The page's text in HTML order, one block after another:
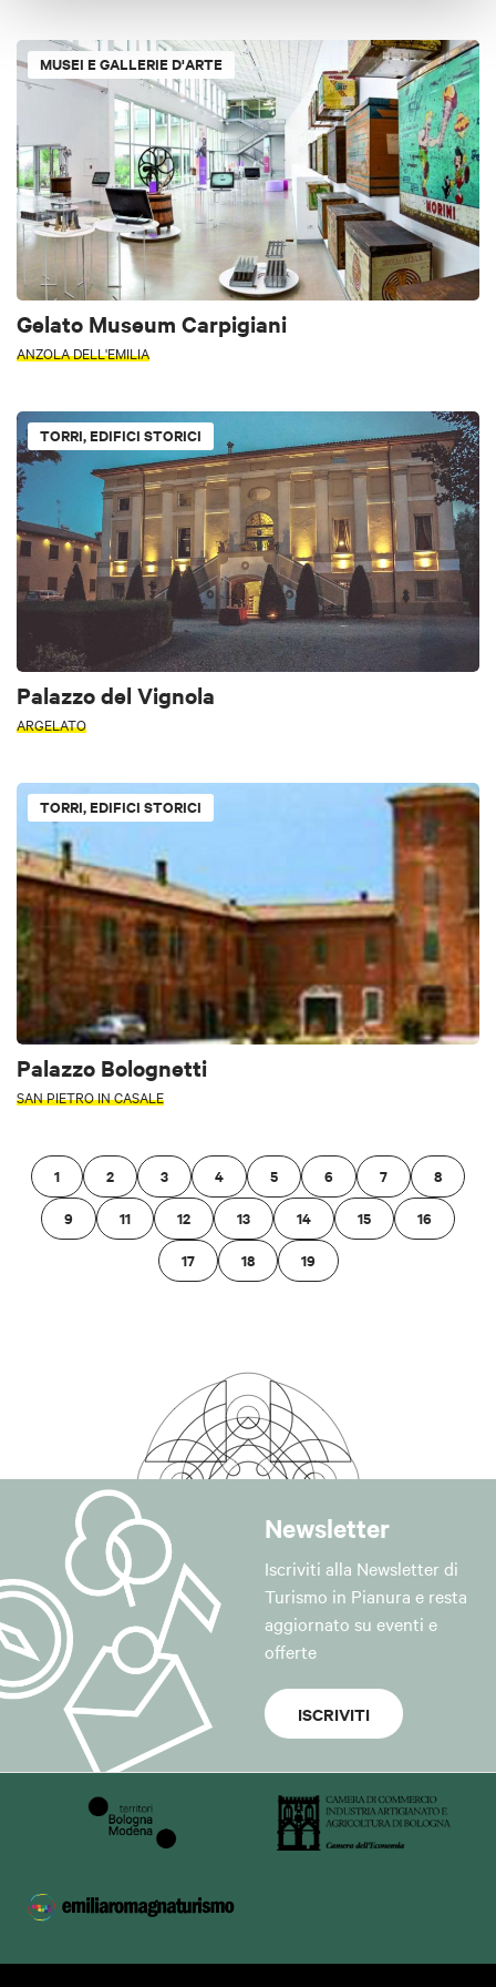
MUSEI E GALLERIE D'ARTE
Gelato Museum Carpigiani
ANZOLA DELL'EMILIA
TORRI, EDIFICI STORICI
Palazzo del Vignola
ARGELATO
TORRI, EDIFICI STORICI
Palazzo Bolognetti
SAN PIETRO IN CASALE
1 2 3 4 5 6 7
8
9
11 12 13 14 15
16
17
18 19
Newsletter
Iscriviti alla Newsletter di
Turismo in Pianura e resta
aggiornato su eventi e
offerte
ISCRIVITI